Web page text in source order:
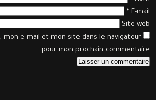
E-
*
Site
mon e-mail et mon site dans le navigateur
pour mon prochain